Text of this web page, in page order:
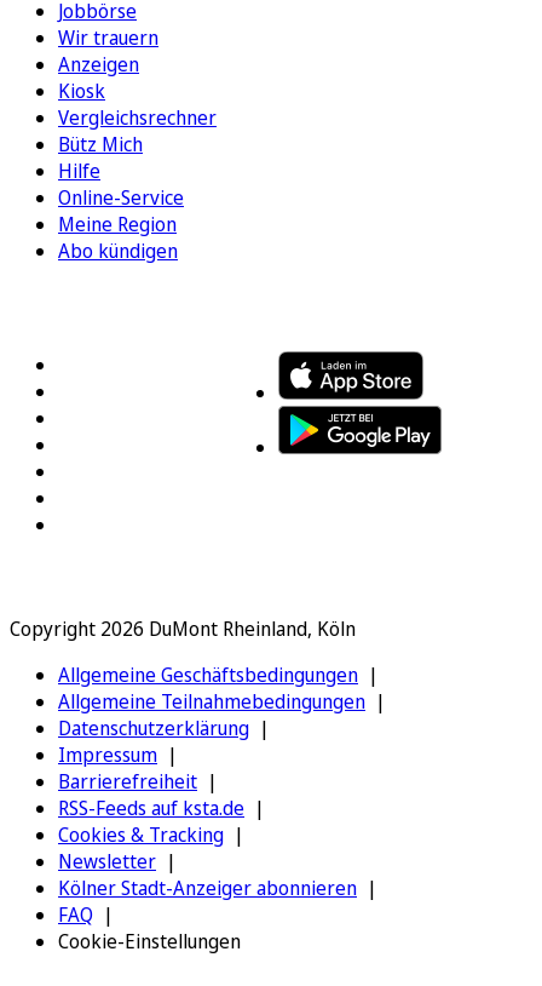
Jobbörse
Wir trauern
Anzeigen
Kiosk
Vergleichsrechner
Bütz Mich
Hilfe
Online-Service
Meine Region
Abo kündigen
Copyright 2026 DuMont Rheinland, Köln
Allgemeine Geschäftsbedingungen
Allgemeine Teilnahmebedingungen
Datenschutzerklärung
Impressum
Barrierefreiheit
RSS-Feeds auf ksta.de
Cookies & Tracking
Newsletter
Kölner Stadt-Anzeiger abonnieren
FAQ
Cookie-Einstellungen